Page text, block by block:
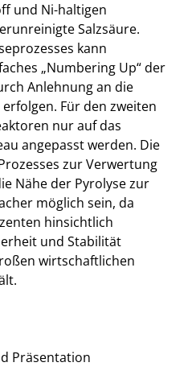
und Ni-haltigen
Salzsäure.
kann
„Numbering Up“ der
Anlehnung an die
erfolgen. Für den zweiten
nur auf das
angepasst werden. Die
zur Verwertung
Nähe der Pyrolyse zur
möglich sein, da
hinsichtlich
und Stabilität
wirtschaftlichen
Präsentation